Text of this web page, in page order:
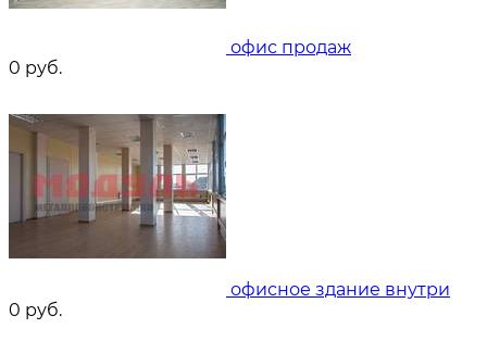
офис продаж
0 руб.
офисное здание внутри
0 руб.